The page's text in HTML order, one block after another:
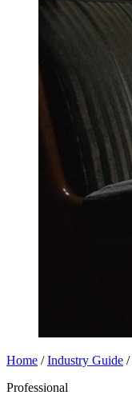
Home / Industry Guide /
Professional